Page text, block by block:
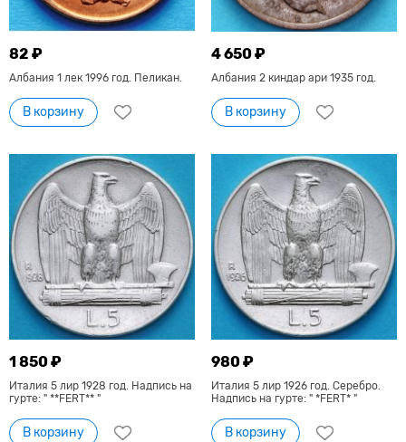
82 ₽
Албания 1 лек 1996 год. Пеликан.
В корзину
4 650 ₽
Албания 2 киндар ари 1935 год.
В корзину
1 850 ₽
Италия 5 лир 1928 год. Надпись на
гурте: " **FERT** "
В корзину
980 ₽
Италия 5 лир 1926 год. Серебро.
Надпись на гурте: " *FERT* "
В корзину